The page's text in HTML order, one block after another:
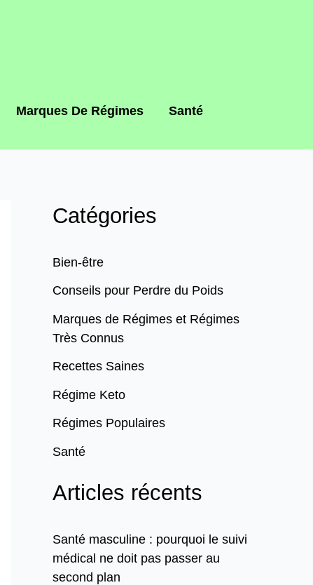
Marques De Régimes
Santé
Catégories
Bien-être
Conseils pour Perdre du Poids
Marques de Régimes et Régimes
Très Connus
Recettes Saines
Régime Keto
Régimes Populaires
Santé
Articles récents
Santé masculine : pourquoi le suivi
médical ne doit pas passer au
second plan